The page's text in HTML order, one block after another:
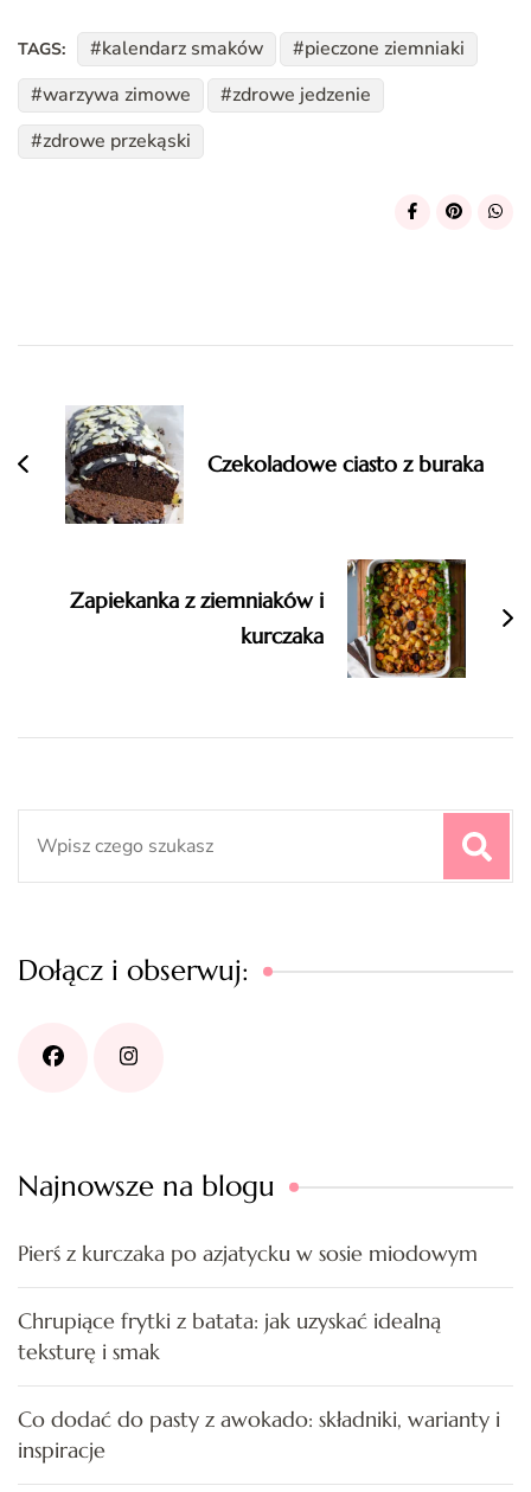
TAGS: kalendarz smaków
pieczone ziemniaki
warzywa zimowe
zdrowe jedzenie
zdrowe przekąski
Navigation
Czekoladowe ciasto z buraka
Zapiekanka z ziemniaków i
kurczaka
Dołącz i obserwuj:
Najnowsze na blogu
Pierś z kurczaka po azjatycku w sosie miodowym
Chrupiące frytki z batata: jak uzyskać idealną
teksturę i smak
Co dodać do pasty z awokado: składniki, warianty i
inspiracje